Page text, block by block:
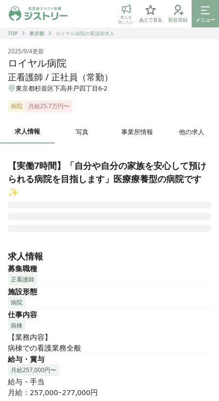
ジストリー 看護師の転職マッチング
求人を
出したい
あとで見る 新規登録
メニュー
TOP
東京都 ロイヤル病院の看護師求人
2025/9/4更新
ロイヤル病院
正看護師 / 正社員（常勤）
東京都杉並区下高井戸四丁目6-2
病院 月給25.7万円〜
求人情報 写真 事業所情報 他の求人
【実働7時間】「自分や自分の家族を安心して預け
られる病院を目指します」医療療養型の病院です
✨
す。ホテルロビーのように格調高い雰囲気のフロントが皆様
を温かくお出迎えします。また病棟は長期療養に適した穏や
かで落ち着いた環境をご提供させて頂いております。
当院スタッフは患者様・家族様のさまざまなご要望にお答え
できる様に研修会・勉強会を開催し、一人一人自己啓発に努
めております。
今後とも地域の医療ニーズに即した「当たり前の事を確実に
実践していく病院」で有り続けたいと思っております。
求人情報
募集職種
正看護師
施設形態
病院
仕事内容
病棟
【業務内容】
病棟での看護業務全般
給与・賞与
月給257,000円〜
給与・手当
月給：257,000ｰ277,000円